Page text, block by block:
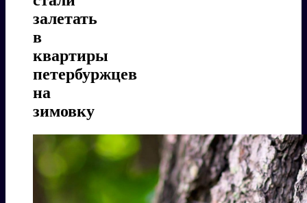
залетать
в
квартиры
петербуржцев
на
зимовку